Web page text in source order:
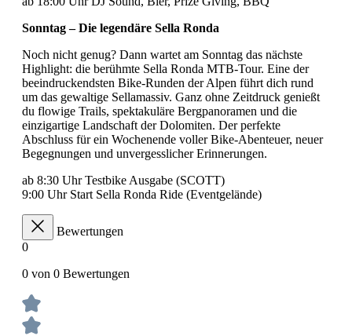
Sonntag – Die legendäre Sella Ronda
Noch nicht genug? Dann wartet am Sonntag das nächste
Highlight: die berühmte Sella Ronda MTB-Tour. Eine der
beeindruckendsten Bike-Runden der Alpen führt dich rund
um das gewaltige Sellamassiv. Ganz ohne Zeitdruck genießt
du flowige Trails, spektakuläre Bergpanoramen und die
einzigartige Landschaft der Dolomiten. Der perfekte
Abschluss für ein Wochenende voller Bike-Abenteuer, neuer
Begegnungen und unvergesslicher Erinnerungen.
ab 8:30 Uhr Testbike Ausgabe (SCOTT)
9:00 Uhr Start Sella Ronda Ride (Eventgelände)
Bewertungen
0
0 von 0 Bewertungen